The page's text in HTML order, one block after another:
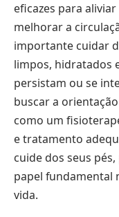
eficazes para
melhorar a
importante cuidar
limpos, hidratados
persistam ou se
buscar a
como um
e tratamento
cuide dos seus
papel fundamental
vida.